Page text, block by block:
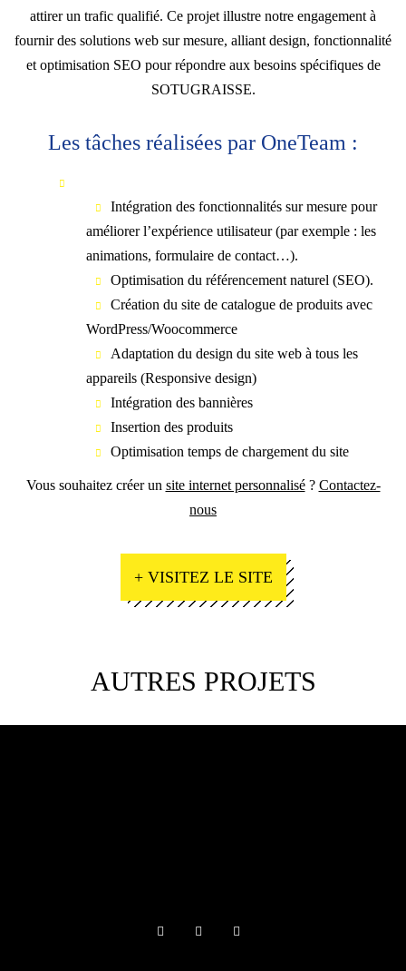
attirer un trafic qualifié. Ce projet illustre notre engagement à
fournir des solutions web sur mesure, alliant design, fonctionnalité
et optimisation SEO pour répondre aux besoins spécifiques de
SOTUGRAISSE.
Les tâches réalisées par OneTeam :
Intégration des fonctionnalités sur mesure pour
améliorer l’expérience utilisateur (par exemple : les
animations, formulaire de contact…).
Optimisation du référencement naturel (SEO).
Création du site de catalogue de produits avec
WordPress/Woocommerce
Adaptation du design du site web à tous les
appareils (Responsive design)
Intégration des bannières
Insertion des produits
Optimisation temps de chargement du site
Vous souhaitez créer un site internet personnalisé? Contactez-
nous
+ VISITEZ LE SITE
AUTRES PROJETS